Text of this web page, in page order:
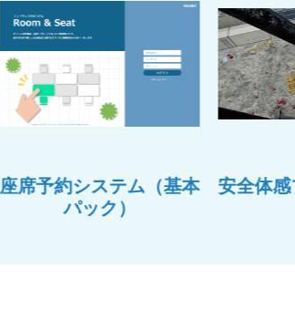
座席予約システム（基本
パック）
安全体